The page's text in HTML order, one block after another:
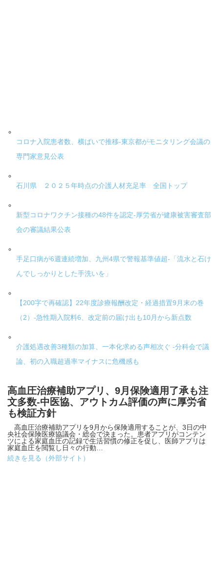
コロナ入院患者数、横ばいで推移-東京都がモニタリング会議の
専門家意見公表
石川県 ２０２５年時点の介護人材充足率 全国トップ
新型コロナワクチン接種の48件を認定-厚労省が健康被害審査部
会の審議結果公表
手足口病が6週連続増加、九州4県で警報基準値超-「流水と石け
んでしっかりとした手洗いを」
【200字で再確認】22年度診療報酬改定・経過措置9月末の巻
（2）-急性期入院料6、改定前の届け出も10月から新点数
介護処遇改善3種類の加算、一本化求める声相次ぐ -分科会で議
論、初の入職超過率マイナスに危機感も
高血圧治療補助アプリ、9月保険適用了承も注
文多数-中医協、アウトカム評価の声に厚労省
も検証方針
高血圧治療補助アプリを9月から保険適用することが、3日の中
央社会保険医療協議会・総会で決まった。患者アプリがコンテン
ツによる家庭血圧の記録で生活習慣の修正を促し、医師アプリは
家庭血圧を閲覧し日々の行動…
続きを見る（外部サイト）